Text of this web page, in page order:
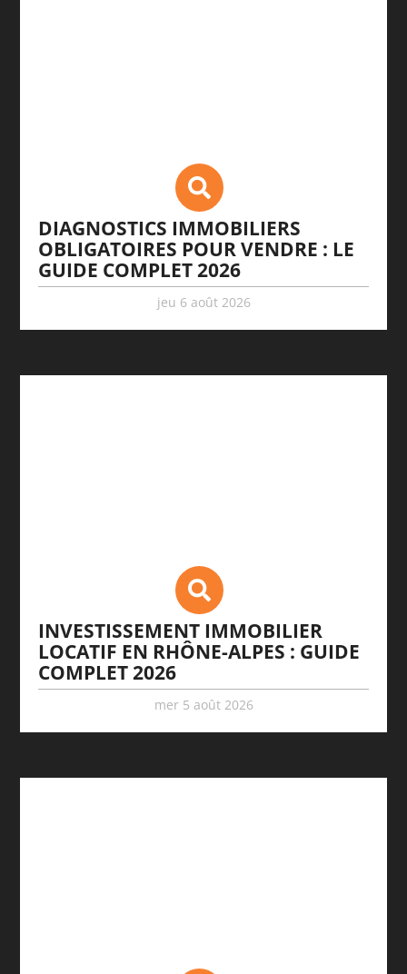
DIAGNOSTICS IMMOBILIERS
OBLIGATOIRES POUR VENDRE : LE
GUIDE COMPLET 2026
jeu 6 août 2026
INVESTISSEMENT IMMOBILIER
LOCATIF EN RHÔNE-ALPES : GUIDE
COMPLET 2026
mer 5 août 2026